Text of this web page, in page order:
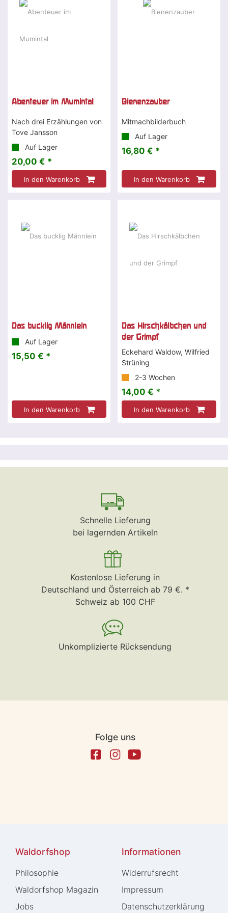
Abenteuer im Mumintal
Nach drei Erzählungen von
Tove Jansson
Auf Lager
20,00 € *
In den Warenkorb
Bienenzauber
Mitmachbilderbuch
Auf Lager
16,80 € *
In den Warenkorb
Das bucklig Männlein
Auf Lager
15,50 € *
In den Warenkorb
Das Hirschkälbchen und
der Grimpf
Eckehard Waldow, Wilfried
Strüning
2-3 Wochen
14,00 € *
In den Warenkorb
Schnelle Lieferung
bei lagernden Artikeln
Kostenlose Lieferung in
Deutschland und Österreich ab 79 €. *
Schweiz ab 100 CHF
Unkomplizierte Rücksendung
Folge uns
Waldorfshop
Philosophie
Waldorfshop Magazin
Jobs
Informationen
Widerrufs­recht
Impressum
Daten­schutz­erklärung